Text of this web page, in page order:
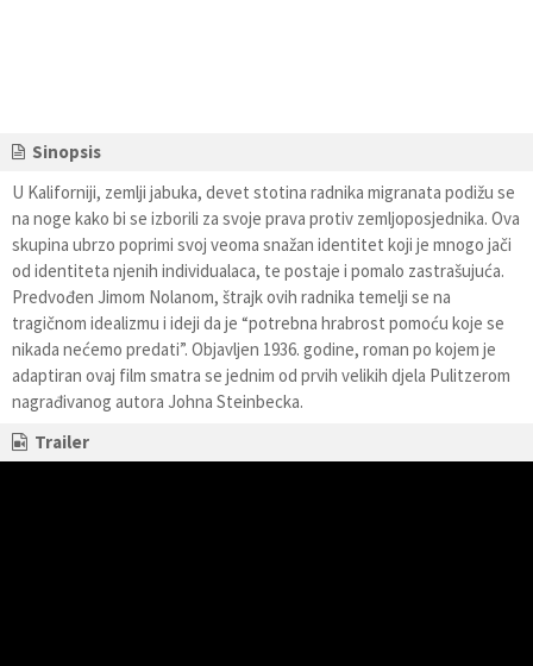
Sinopsis
U Kaliforniji, zemlji jabuka, devet stotina radnika migranata podižu se
na noge kako bi se izborili za svoje prava protiv zemljoposjednika. Ova
skupina ubrzo poprimi svoj veoma snažan identitet koji je mnogo jači
od identiteta njenih individualaca, te postaje i pomalo zastrašujuća.
Predvođen Jimom Nolanom, štrajk ovih radnika temelji se na
tragičnom idealizmu i ideji da je “potrebna hrabrost pomoću koje se
nikada nećemo predati”. Objavljen 1936. godine, roman po kojem je
adaptiran ovaj film smatra se jednim od prvih velikih djela Pulitzerom
nagrađivanog autora Johna Steinbecka.
Trailer